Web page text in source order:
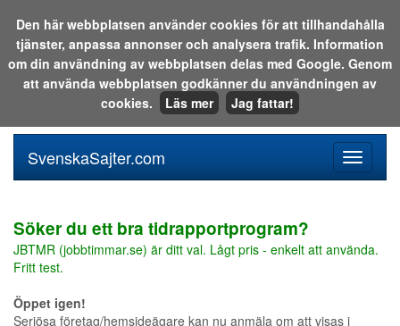
Sök i katalogen eller på webben:
meny
SvenskaSajter.com
Söker du ett bra tidrapportprogram?
JBTMR (jobbtimmar.se) är ditt val. Lågt pris - enkelt att använda.
Fritt test.
Öppet igen!
Seriösa företag/hemsideägare kan nu anmäla om att visas i
Den här webbplatsen använder cookies för att tillhandahålla
tjänster, anpassa annonser och analysera trafik. Information
om din användning av webbplatsen delas med Google. Genom
att använda webbplatsen godkänner du användningen av
cookies.
Läs mer Jag fattar!